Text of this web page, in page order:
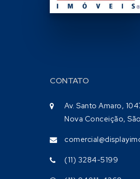
CONTATO
Av. Santo Amaro,
Nova Conceição,
(11) 3284-5199